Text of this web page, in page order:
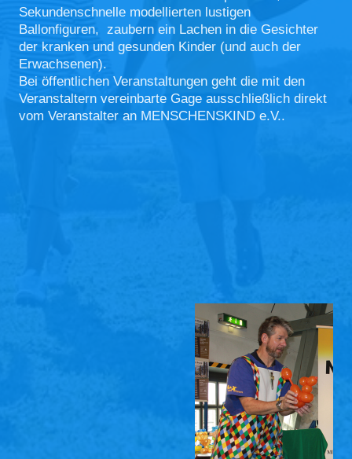
Sekundenschnelle modellierten lustigen
Ballonfiguren, zaubern ein Lachen in die Gesichter
der kranken und gesunden Kinder (und auch der
Erwachsenen).
Bei öffentlichen Veranstaltungen geht die mit den
Veranstaltern vereinbarte Gage ausschließlich direkt
vom Veranstalter an MENSCHENSKIND e.V..